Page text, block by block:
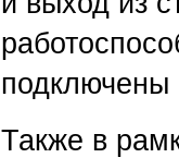
подключены
Также в